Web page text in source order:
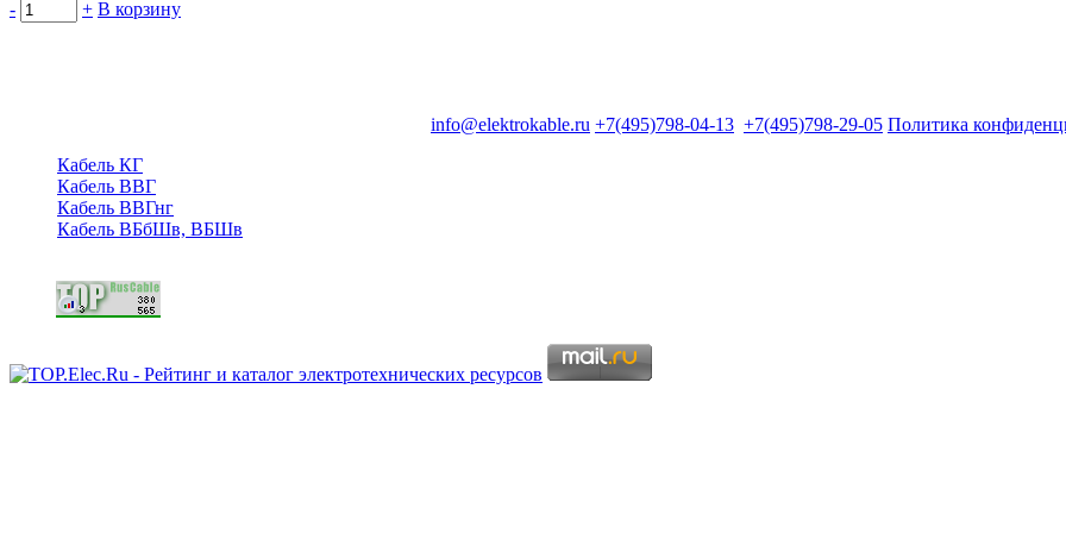
-
+ В корзину
info@elektrokable.ru +7(495)798-04-13 +7(495)798-29-05 Политика
Кабель КГ
Кабель ВВГ
Кабель ВВГнг
Кабель ВБбШв, ВБШв